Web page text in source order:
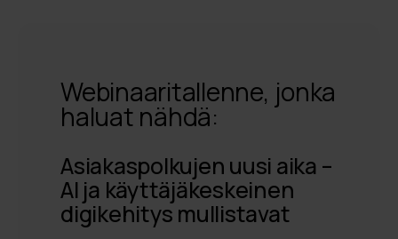
Webinaaritallenne, jonka
haluat nähdä:
Asiakaspolkujen uusi aika –
AI ja käyttäjäkeskeinen
digikehitys mullistavat